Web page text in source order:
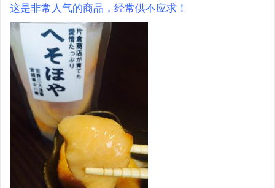
这是非常人气的商品，经常供不应求！